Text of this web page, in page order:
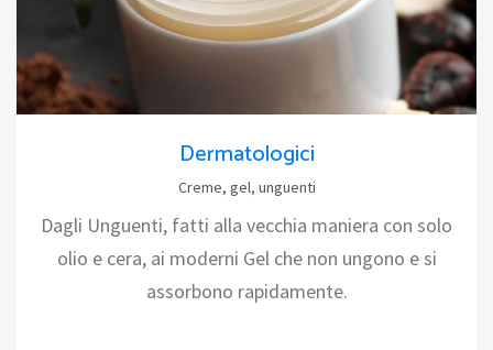
Dermatologici
Creme, gel, unguenti
Dagli Unguenti, fatti alla vecchia maniera con solo
olio e cera, ai moderni Gel che non ungono e si
assorbono rapidamente.